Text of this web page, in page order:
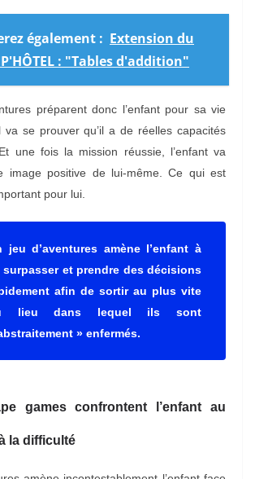
également : Extension du
: "Tables d'addition"
préparent donc l’enfant pour sa vie
va se prouver qu’il a de réelles capacités
une fois la mission réussie, l’enfant va
image positive de lui-même. Ce qui est
pour lui.
jeu d’aventures amène l’enfant à
surpasser et prendre des décisions
afin de sortir au plus vite
lieu dans lequel ils sont
» enfermés.
games confrontent l’enfant au
la difficulté